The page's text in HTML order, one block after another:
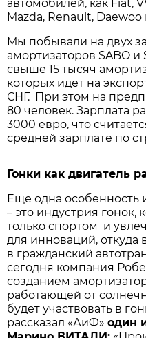
автомобилей, как Fiat,
Mazda, Renault, Daewoo
Мы побывали на двух
амортизаторов SABO
свыше 15 тысяч
которых идет на
СНГ. При этом на
80 человек. Зарплата
3000 евро, что
средней зарплате по
Гонки как двигатель
Еще одна особенность
– это индустрия гонок,
только спортом и
для инноваций, откуда
в гражданский
сегодня компания
созданием
работающей от
будет участвовать в
рассказал «АиФ»один